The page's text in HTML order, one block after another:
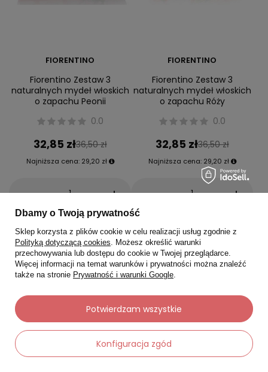
FIORENTINO
Fiorentino Zestaw 3
naturalnych mydeł włoskich
o zapachu Peonii
0.0
32,85 zł36,50 zł
Najniższa cena: 29,20 zł
- +
Do koszyka
FIORENTINO
Fiorentino Zestaw 3
naturalnych mydeł włoskich
o zapachu Róży
0.0
32,85 zł36,50 zł
Najniższa cena: 29,20 zł
- +
Do koszyka
Okazja Okazja
Dbamy o Twoją prywatność
Sklep korzysta z plików cookie w celu realizacji usług zgodnie z
Polityką dotyczącą cookies. Możesz określić warunki
przechowywania lub dostępu do cookie w Twojej przeglądarce.
Więcej informacji na temat warunków i prywatności można znaleźć
także na stronie Prywatność i warunki Google.
Konfiguracja zgód
Potwierdzam wszystkie